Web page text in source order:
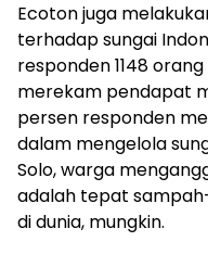
Ecoton juga
terhadap sungai
responden 1148
merekam pendapat
persen responden
dalam mengelola
Solo, warga
adalah tepat
di dunia, mungkin.